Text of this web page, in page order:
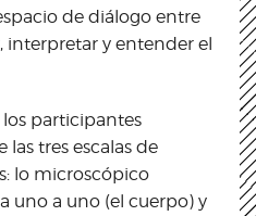
de diálogo entre
interpretar y entender el
participantes
tres escalas de
lo microscópico
uno a uno (el cuerpo) y